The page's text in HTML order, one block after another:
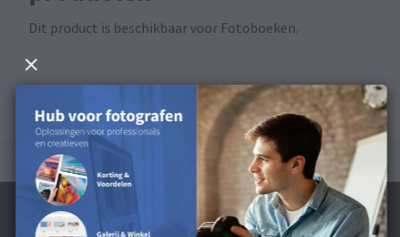
Dit product is beschikbaar voor Fotoboeken.